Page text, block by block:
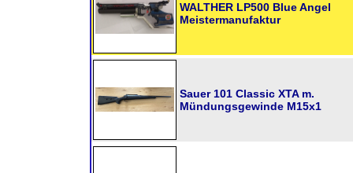
WALTHER LP500 Blue Angel
Meistermanufaktur
Sauer 101 Classic XTA m.
Mündungsgewinde M15x1